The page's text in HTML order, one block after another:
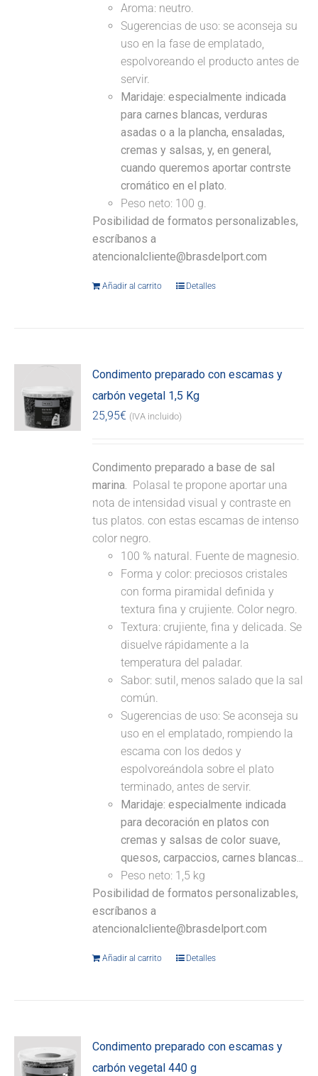
Aroma: neutro.
Sugerencias de uso: se aconseja su
uso en la fase de emplatado,
espolvoreando el producto antes de
servir.
Maridaje: especialmente indicada
para carnes blancas, verduras
asadas o a la plancha, ensaladas,
cremas y salsas, y, en general,
cuando queremos aportar contrste
cromático en el plato.
Peso neto: 100 g.
Posibilidad de formatos personalizables,
escríbanos a
atencionalcliente@brasdelport.com
Añadir al carrito Detalles
Condimento preparado con escamas y
carbón vegetal 1,5 Kg
25,95€ (IVA incluido)
Condimento preparado a base de sal
marina. Polasal te propone aportar una
nota de intensidad visual y contraste en
tus platos. con estas escamas de intenso
color negro.
100 % natural. Fuente de magnesio.
Forma y color: preciosos cristales
con forma piramidal definida y
textura fina y crujiente. Color negro.
Textura: crujiente, fina y delicada. Se
disuelve rápidamente a la
temperatura del paladar.
Sabor: sutil, menos salado que la sal
común.
Sugerencias de uso: Se aconseja su
uso en el emplatado, rompiendo la
escama con los dedos y
espolvoreándola sobre el plato
terminado, antes de servir.
Maridaje: especialmente indicada
para decoración en platos con
cremas y salsas de color suave,
quesos, carpaccios, carnes blancas...
Peso neto: 1,5 kg
Posibilidad de formatos personalizables,
escríbanos a
atencionalcliente@brasdelport.com
Añadir al carrito Detalles
Condimento preparado con escamas y
carbón vegetal 440 g